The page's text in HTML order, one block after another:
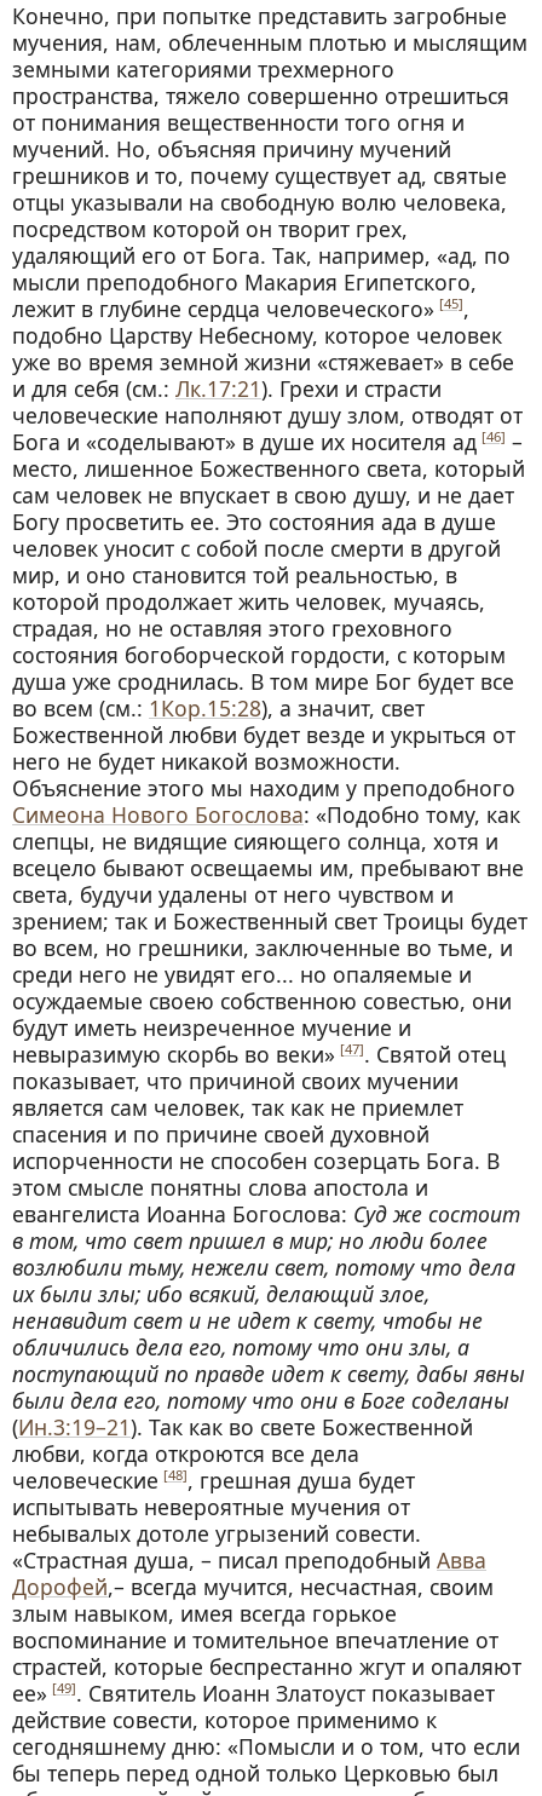
Конечно, при попытке представить загробные
мучения, нам, облеченным плотью и мыслящим
земными категориями трехмерного
пространства, тяжело совершенно отрешиться
от понимания вещественности того огня и
мучений. Но, объясняя причину мучений
грешников и то, почему существует ад, святые
отцы указывали на свободную волю человека,
посредством которой он творит грех,
удаляющий его от Бога. Так, например, «ад, по
мысли преподобного Макария Египетского,
лежит в глубине сердца человеческого» [45],
подобно Царству Небесному, которое человек
уже во время земной жизни «стяжевает» в себе
и для себя (см.: Лк.17:21). Грехи и страсти
человеческие наполняют душу злом, отводят от
Бога и «соделывают» в душе их носителя ад [46] –
место, лишенное Божественного света, который
сам человек не впускает в свою душу, и не дает
Богу просветить ее. Это состояния ада в душе
человек уносит с собой после смерти в другой
мир, и оно становится той реальностью, в
которой продолжает жить человек, мучаясь,
страдая, но не оставляя этого греховного
состояния богоборческой гордости, с которым
душа уже сроднилась. В том мире Бог будет все
во всем (см.: 1Кор.15:28), а значит, свет
Божественной любви будет везде и укрыться от
него не будет никакой возможности.
Объяснение этого мы находим у преподобного
Симеона Нового Богослова: «Подобно тому, как
слепцы, не видящие сияющего солнца, хотя и
всецело бывают освещаемы им, пребывают вне
света, будучи удалены от него чувством и
зрением; так и Божественный свет Троицы будет
во всем, но грешники, заключенные во тьме, и
среди него не увидят его... но опаляемые и
осуждаемые своею собственною совестью, они
будут иметь неизреченное мучение и
невыразимую скорбь во веки» [47]. Святой отец
показывает, что причиной своих мучении
является сам человек, так как не приемлет
спасения и по причине своей духовной
испорченности не способен созерцать Бога. В
этом смысле понятны слова апостола и
евангелиста Иоанна Богослова: Суд же cocmoum
в том, что свет пришел в мир; но люди более
возлюбили тьму, нежели свет, потому что дела
их были злы; ибо всякий, делающий злое,
ненавидит свет и не идет к свету, чтобы не
обличились дела его, потому что они злы, а
поступающий по правде идет к свету, дабы явны
были дела его, потому что они в Боге соделаны
(Ин.3:19–21). Так как во свете Божественной
любви, когда откроются все дела
человеческие [48], грешная душа будет
испытывать невероятные мучения от
небывалых дотоле угрызений совести.
«Страстная душа, – писал преподобный Авва
Дорофей,– всегда мучится, несчастная, своим
злым навыком, имея всегда горькое
воспоминание и томительное впечатление от
страстей, которые беспрестанно жгут и опаляют
ее» [49]. Святитель Иоанн Златоуст показывает
действие совести, которое применимо к
сегодняшнему дню: «Помысли и о том, что если
бы теперь перед одной только Церковью был